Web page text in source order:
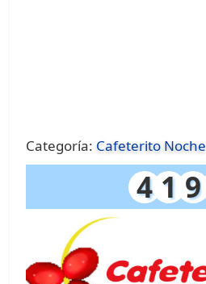
Categoría: Cafeterito Noche
4 1 9